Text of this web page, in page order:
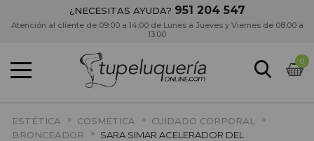
¿NECESITAS AYUDA? 951 204 547
Atención al cliente de 09:00 a 14:00 de Lunes a Jueves y Viernes de 08:00 a
13:00
0
ESTÉTICA » COSMÉTICA » CUIDADO CORPORAL
»
BRONCEADOR
» SARA SIMAR ACELERADOR DEL